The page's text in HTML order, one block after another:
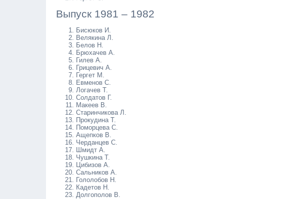
Выпуск 1981 – 1982
Бисюков И.
Велякина Л.
Белов Н.
Брюхачев А.
Гилев А.
Грицевич А.
Гергет М.
Евменов С.
Логачев Т.
Солдатов Г.
Макеев В.
Старинчикова Л.
Прокудина Т.
Поморцева С.
Ащепков В.
Черданцев С.
Шмидт А.
Чушкина Т.
Цибизов А.
Сальников А.
Гололобов Н.
Кадетов Н.
Долгополов В.